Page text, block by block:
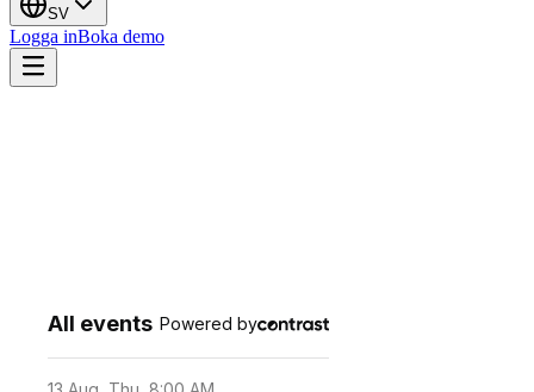
SV
Logga inBoka demo